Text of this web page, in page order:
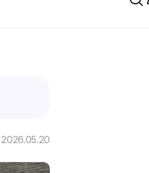
2026.05.20